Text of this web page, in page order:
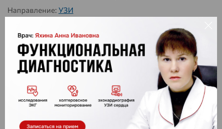
Направление: УЗИ
Здравствуйте. По вашему вопросу не совсем понятно
где у вас наложены швы. Если у вас было кесарево сечение,в
нашем центре швы можно посмотреть на УЗИ. В другом
случае Вам нужно на прием к нашим гинекологам. Прием по
записи по тел. 358-358 или на сайте МКДЦ ЯХИНА М.Г. -
yakhin.ru
Здравствуйте!У меня на руках липидограмма, АЛТ,
АСТ,фибросканирование.Какие еще необходимы обследования для
первичного приема доктора.Спасибо